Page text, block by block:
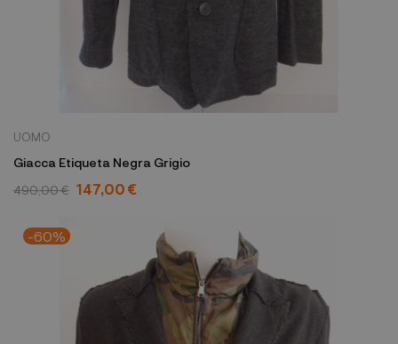
UOMO
Giacca Etiqueta Negra Grigio
490,00 € 147,00 €
-60%